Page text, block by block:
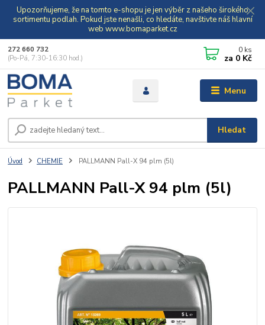
Upozorňujeme, že na tomto e-shopu je jen výběr z našeho širokého
sortimentu podlah. Pokud jste nenašli, co hledáte, navštivte náš hlavní
web www.bomaparket.cz
Menu
Hledat
272 660 732
(Po-Pá, 7:30-16:30 hod.)
0 ks
za 0 Kč
Úvod CHEMIE PALLMANN Pall-X 94 plm (5l)
PALLMANN Pall-X 94 plm (5l)